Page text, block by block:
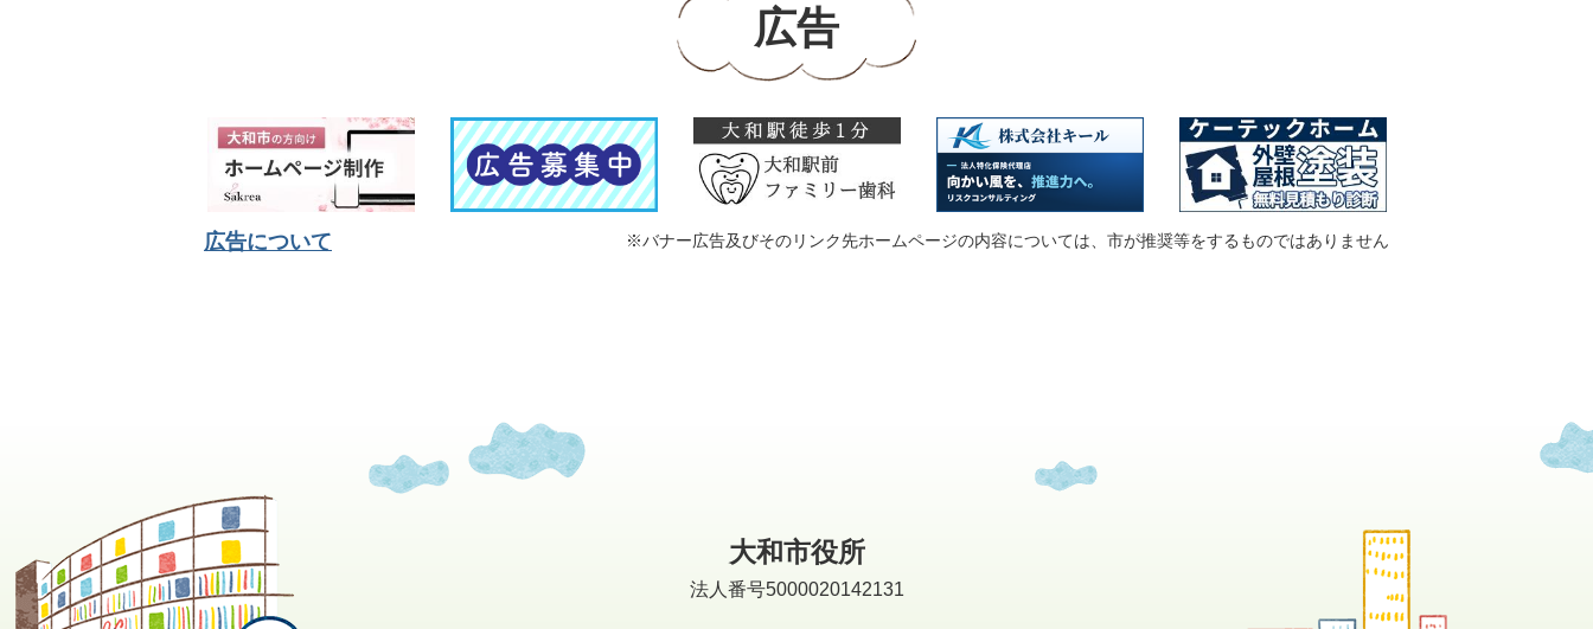
広告
広告について ※バナー広告及びそのリンク先ホームページの内容については、市が推奨等をするものではありません
大和市役所
法人番号5000020142131